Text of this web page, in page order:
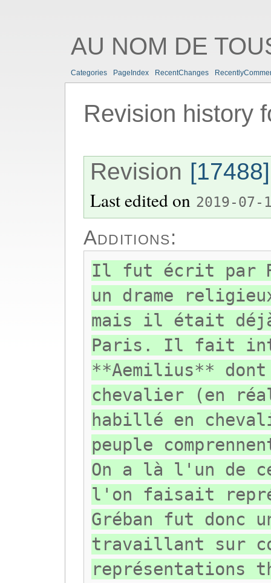
AU NOM DE
Categories PageIndex RecentChanges
Revision history
Revision [17488]
Last edited on 2019-07-
Additions:
Il fut écrit par
un drame
mais il était
Paris. Il fait
**Aemilius**
chevalier (en
habillé en
peuple
On a là l'un de
l'on faisait
Gréban fut donc
travaillant sur
représentations